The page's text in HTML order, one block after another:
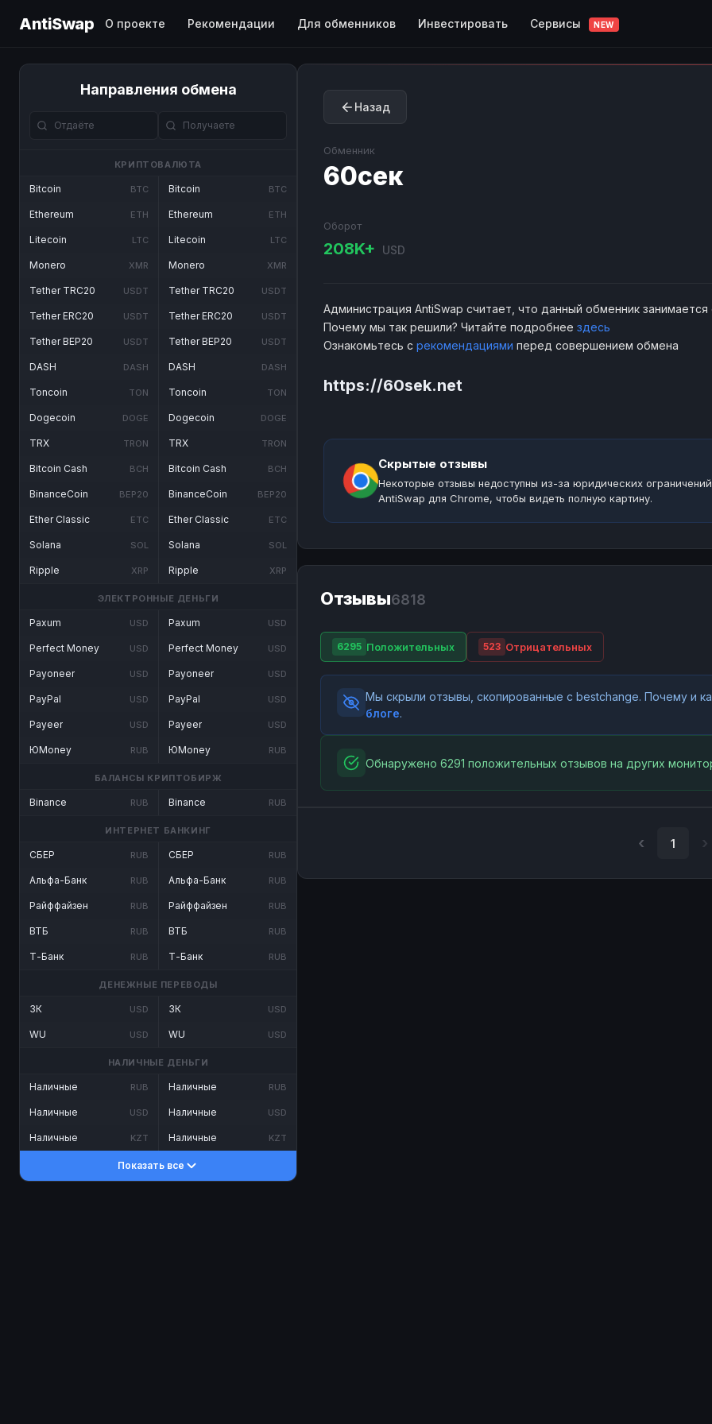
AntiSwap О проекте Рекомендации Для обменников Инвестировать Сервисы NEW
Направления обмена
КРИПТОВАЛЮТА
Bitcoin BTC
Ethereum ETH
Litecoin LTC
Monero XMR
Tether TRC20 USDT
Tether ERC20 USDT
Tether BEP20 USDT
DASH DASH
Toncoin TON
Dogecoin DOGE
TRX TRON
Bitcoin Cash BCH
BinanceCoin BEP20
Ether Classic ETC
Solana SOL
Ripple XRP
Bitcoin BTC
Ethereum ETH
Litecoin LTC
Monero XMR
Tether TRC20 USDT
Tether ERC20 USDT
Tether BEP20 USDT
DASH DASH
Toncoin TON
Dogecoin DOGE
TRX TRON
Bitcoin Cash BCH
BinanceCoin BEP20
Ether Classic ETC
Solana SOL
Ripple XRP
ЭЛЕКТРОННЫЕ ДЕНЬГИ
Paxum USD
Perfect Money USD
Payoneer USD
PayPal USD
Payeer USD
ЮMoney RUB
Paxum USD
Perfect Money USD
Payoneer USD
PayPal USD
Payeer USD
ЮMoney RUB
БАЛАНСЫ КРИПТОБИРЖ
Binance RUB Binance RUB
ИНТЕРНЕТ БАНКИНГ
СБЕР RUB
Альфа-Банк RUB
Райффайзен RUB
ВТБ RUB
Т-Банк RUB
СБЕР RUB
Альфа-Банк RUB
Райффайзен RUB
ВТБ RUB
Т-Банк RUB
ДЕНЕЖНЫЕ ПЕРЕВОДЫ
ЗК USD
WU USD
ЗК USD
WU USD
НАЛИЧНЫЕ ДЕНЬГИ
Наличные RUB
Наличные USD
Наличные KZT
Наличные RUB
Наличные USD
Наличные KZT
Показать все
Назад
Обменник
60сек
Оборот
208K+ USD
Администрация AntiSwap считает, что данный обменник занимается
Почему мы так решили? Читайте подробнее здесь
Ознакомьтесь с рекомендациями перед совершением обмена
https://60sek.net
Скрытые отзывы
Некоторые отзывы недоступны из-за юридических
AntiSwap для Chrome, чтобы видеть полную картину.
Отзывы6818
6295 Положительных 523 Отрицательных
Мы скрыли отзывы, скопированные с bestchange. Почему и
блоге.
Обнаружено 6291 положительных отзывов на других
1